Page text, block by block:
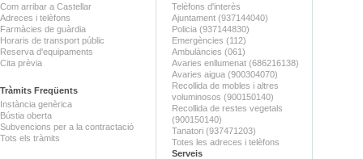
Com arribar a Castellar
Adreces i telèfons
Farmàcies de guàrdia
Horaris de transport públic
Reserva d'equipaments
Cita prèvia
Tràmits Freqüents
Instància genèrica
Bústia oberta
Subvencions per a la contractació
Tots els tràmits
Telèfons d'interès
Ajuntament (937144040)
Policia (937144830)
Emergències (112)
Ambulàncies (061)
Avaries enllumenat (686216138)
Avaries aigua (900304070)
Recollida de mobles i altres
voluminosos (900150140)
Recollida de restes vegetals
(900150140)
Tanatori (937471203)
Totes les adreces i telèfons
Serveis